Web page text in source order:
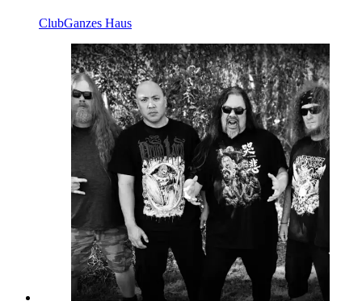
ClubGanzes Haus